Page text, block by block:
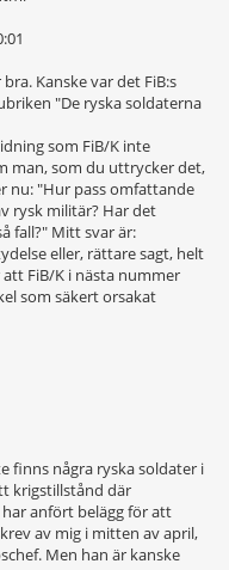
Kanske var det FiB:s
"De ryska soldaterna
som FiB/K inte
man, som du uttrycker det,
nu: "Hur pass omfattande
rysk militär? Har det
fall?" Mitt svar är:
eller, rättare sagt, helt
FiB/K i nästa nummer
som säkert orsakat
finns några ryska soldater i
krigstillstånd där
anfört belägg för att
av mig i mitten av april,
f. Men han är kanske